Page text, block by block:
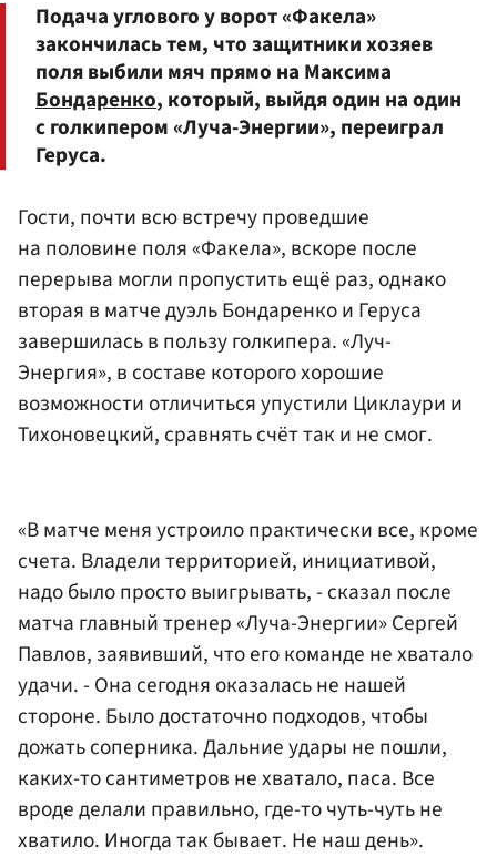
Подача углового у ворот «Факела»
закончилась тем, что защитники хозяев
поля выбили мяч прямо на Максима
Бондаренко, который, выйдя один на один
с голкипером «Луча-Энергии», переиграл
Геруса.
Гости, почти всю встречу проведшие
на половине поля «Факела», вскоре после
перерыва могли пропустить ещё раз, однако
вторая в матче дуэль Бондаренко и Геруса
завершилась в пользу голкипера. «Луч-
Энергия», в составе которого хорошие
возможности отличиться упустили Циклаури и
Тихоновецкий, сравнять счёт так и не смог.
«В матче меня устроило практически все, кроме
счета. Владели территорией, инициативой,
надо было просто выигрывать, - сказал после
матча главный тренер «Луча-Энергии» Сергей
Павлов, заявивший, что его команде не хватало
удачи. - Она сегодня оказалась не нашей
стороне. Было достаточно подходов, чтобы
дожать соперника. Дальние удары не пошли,
каких-то сантиметров не хватало, паса. Все
вроде делали правильно, где-то чуть-чуть не
хватило. Иногда так бывает. Не наш день».